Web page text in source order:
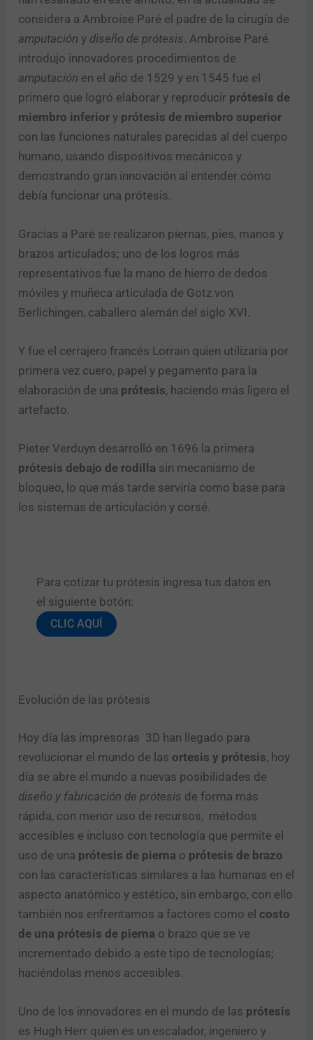
considera a Ambroise Paré el padre de la cirugía de
amputación y diseño de prótesis. Ambroise Paré
introdujo innovadores procedimientos de
amputación en el año de 1529 y en 1545 fue el
primero que logró elaborar y reproducir prótesis de
miembro inferior y prótesis de miembro superior
con las funciones naturales parecidas al del cuerpo
humano, usando dispositivos mecánicos y
demostrando gran innovación al entender cómo
debía funcionar una prótesis.
Gracias a Paré se realizaron piernas, pies, manos y
brazos articulados; uno de los logros más
representativos fue la mano de hierro de dedos
móviles y muñeca articulada de Gotz von
Berlichingen, caballero alemán del siglo XVI.
Y fue el cerrajero francés Lorrain quien utilizaría por
primera vez cuero, papel y pegamento para la
elaboración de una prótesis, haciendo más ligero el
artefacto.
Pieter Verduyn desarrolló en 1696 la primera
prótesis debajo de rodilla sin mecanismo de
bloqueo, lo que más tarde serviría como base para
los sistemas de articulación y corsé.
Para cotizar tu prótesis ingresa tus datos en
el siguiente botón:
CLIC AQUÍ
Evolución de las prótesis
Hoy día las impresoras 3D han llegado para
revolucionar el mundo de las ortesis y prótesis, hoy
día se abre el mundo a nuevas posibilidades de
diseño y fabricación de prótesis de forma más
rápida, con menor uso de recursos, métodos
accesibles e incluso con tecnología que permite el
uso de una prótesis de pierna o prótesis de brazo
con las características similares a las humanas en el
aspecto anatómico y estético, sin embargo, con ello
también nos enfrentamos a factores como el costo
de una prótesis de pierna o brazo que se ve
incrementado debido a este tipo de tecnologías;
haciéndolas menos accesibles.
Uno de los innovadores en el mundo de las prótesis
es Hugh Herr quien es un escalador, ingeniero y